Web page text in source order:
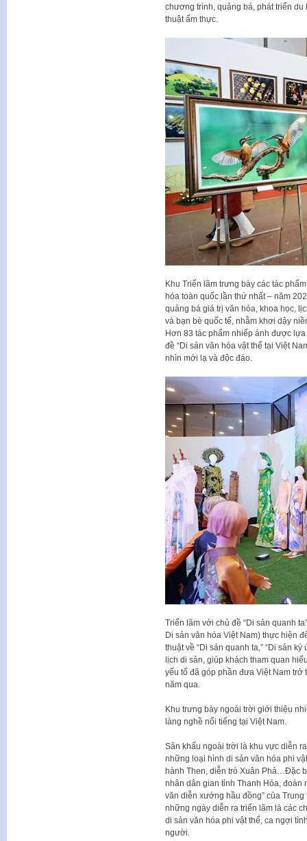
chương trình, quảng bá, phát triển
thuật ẩm thực.
Khu Triển lãm trưng bày các tác
hóa toàn quốc lần thứ nhất – năm
quảng bá giá trị văn hóa, khoa học,
và bạn bè quốc tế, nhằm khơi dậy
Hơn 83 tác phẩm nhiếp ảnh được
đề “Di sản văn hóa vật thể tại Việt
nhìn mới lạ và độc đáo.
Triển lãm với chủ đề “Di sản quanh
Di sản văn hóa Việt Nam) thực hiện
thuật về “Di sản quanh ta,” “Di sản
lịch di sản, giúp khách tham quan
yếu tố đã góp phần đưa Việt Nam
năm qua.
Khu trưng bày ngoài trời giới thiệu
làng nghề nổi tiếng tại Việt Nam.
Sân khấu ngoài trời là khu vực diễn
những loại hình di sản văn hóa phi
hành Then, diễn trò Xuân Phả…Đặc
nhân dân gian tỉnh Thanh Hóa, đoàn
văn diễn xướng hầu đồng” của
những ngày diễn ra triển lãm là các
di sản văn hóa phi vật thể, ca ngợi
người.